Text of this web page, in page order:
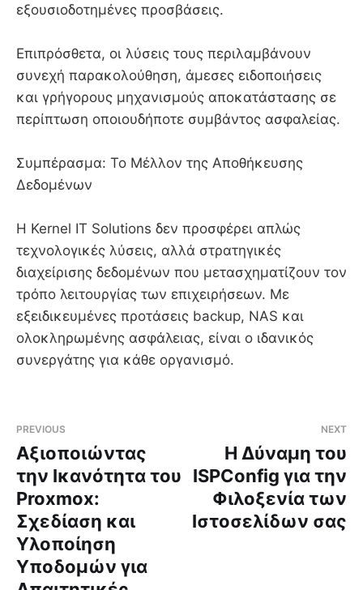
εξουσιοδοτημένες προσβάσεις.
Επιπρόσθετα, οι λύσεις τους περιλαμβάνουν
συνεχή παρακολούθηση, άμεσες ειδοποιήσεις
και γρήγορους μηχανισμούς αποκατάστασης σε
περίπτωση οποιουδήποτε συμβάντος ασφαλείας.
Συμπέρασμα: Το Μέλλον της Αποθήκευσης
Δεδομένων
Η Kernel IT Solutions δεν προσφέρει απλώς
τεχνολογικές λύσεις, αλλά στρατηγικές
διαχείρισης δεδομένων που μετασχηματίζουν τον
τρόπο λειτουργίας των επιχειρήσεων. Με
εξειδικευμένες προτάσεις backup, NAS και
ολοκληρωμένης ασφάλειας, είναι ο ιδανικός
συνεργάτης για κάθε οργανισμό.
PREVIOUS
Αξιοποιώντας
την Ικανότητα του
Proxmox:
Σχεδίαση και
Υλοποίηση
Υποδομών για
NEXT
Η Δύναμη του
ISPConfig για την
Φιλοξενία των
Ιστοσελίδων σας